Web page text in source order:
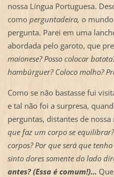
nossa Língua Portuguesa.
como perguntadeira, o
pergunta. Parei em uma
abordada pelo garoto, que
maionese? Posso colocar
hambúrguer? Coloco molho?
Como se não bastasse fui
e tal não foi a surpresa,
perguntas, distantes de
que faz um corpo se
corpos? Por que será que
sinto dores somente do lado
antes? (Essa é comum!)...